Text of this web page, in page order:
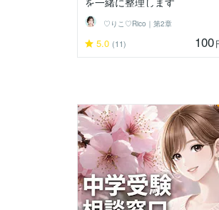
♡りこ♡Rico｜第2章
5.0 (11) 100